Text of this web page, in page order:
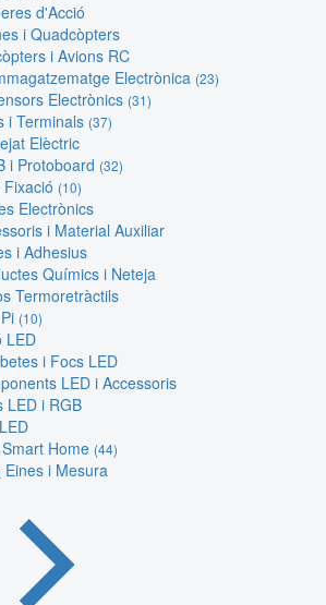
d'Acció
i Quadcòpters
i Avions RC
Electrònica (23)
Electrònics (31)
i Terminals (37)
Elèctric
i Protoboard (32)
(10)
Electrònics
i Material Auxiliar
i Adhesius
Químics i Neteja
Termoretràctils
(10)
LED
i Focs LED
LED i Accessoris
LED i RGB
Home (44)
Eines i Mesura